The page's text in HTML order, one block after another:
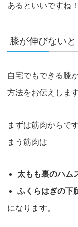
あるといいですね！
膝が伸びない
自宅でもできる膝
方法をお伝えします
まずは筋肉からで
まう筋肉は
太もも裏のハム
ふくらはぎの下
になります。